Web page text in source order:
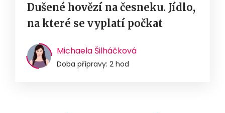
Dušené hovězí na česneku. Jídlo,
na které se vyplatí počkat
Michaela Šilháčková
Doba přípravy: 2 hod